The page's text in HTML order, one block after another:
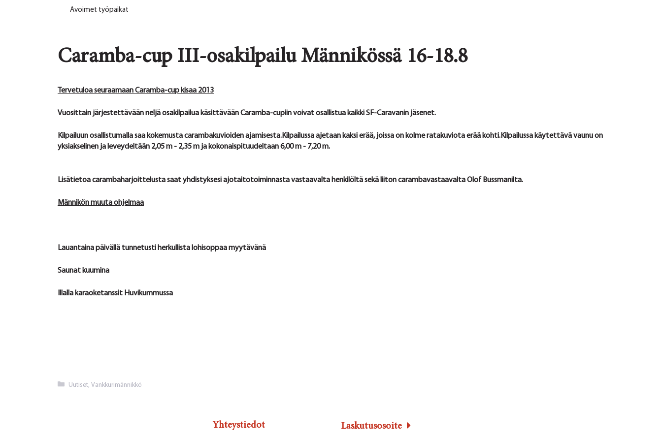
Avoimet työpaikat
Caramba-cup III-osakilpailu Männikössä 16-18.8
Tervetuloa seuraamaan Caramba-cup kisaa 2013
Vuosittain järjestettävään neljä osakilpailua käsittävään Caramba-cupiin voivat osallistua kaikki SF-Caravanin jäsenet.
Kilpailuun osallistumalla saa kokemusta carambakuvioiden ajamisesta.Kilpailussa ajetaan kaksi erää, joissa on kolme ratakuviota erää kohti.Kilpailussa käytettävä vaunu on
yksiakselinen ja leveydeltään 2,05 m - 2,35 m ja kokonaispituudeltaan 6,00 m - 7,20 m.
Lisätietoa carambaharjoittelusta saat yhdistyksesi ajotaitotoiminnasta vastaavalta henkilöltä sekä liiton carambavastaavalta Olof Bussmanilta.
Männikön muuta ohjelmaa
Lauantaina päivällä tunnetusti herkullista lohisoppaa myytävänä
Saunat kuumina
Illalla karaoketanssit Huvikummussa
Kategoriat
Uutiset, Vankkurimännikkö
Yhteystiedot Laskutusosoite